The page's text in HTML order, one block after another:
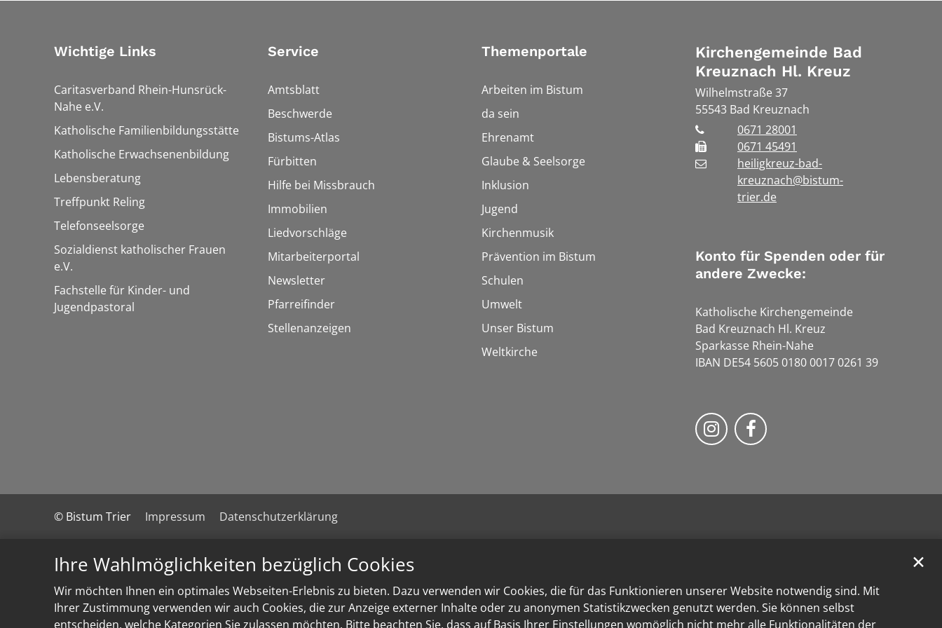
Ihre Wahlmöglichkeiten bezüglich Cookies
Wir möchten Ihnen ein optimales Webseiten-Erlebnis zu bieten. Dazu verwenden wir Cookies, die für das Funktionieren unserer Website notwendig sind. Mit
Ihrer Zustimmung verwenden wir auch Cookies, die zur Anzeige externer Inhalte oder zu anonymen Statistikzwecken genutzt werden. Sie können selbst
entscheiden, welche Kategorien Sie zulassen möchten. Bitte beachten Sie, dass auf Basis Ihrer Einstellungen womöglich nicht mehr alle Funktionalitäten der
✕
Wichtige Links
Caritasverband Rhein-Hunsrück-
Nahe e.V.
Katholische Familienbildungsstätte
Katholische Erwachsenenbildung
Lebensberatung
Treffpunkt Reling
Telefonseelsorge
Sozialdienst katholischer Frauen
e.V.
Fachstelle für Kinder- und
Jugendpastoral
Service
Amtsblatt
Beschwerde
Bistums-Atlas
Fürbitten
Hilfe bei Missbrauch
Immobilien
Liedvorschläge
Mitarbeiterportal
Newsletter
Pfarreifinder
Stellenanzeigen
Themenportale
Arbeiten im Bistum
da sein
Ehrenamt
Glaube & Seelsorge
Inklusion
Jugend
Kirchenmusik
Prävention im Bistum
Schulen
Umwelt
Unser Bistum
Weltkirche
Kirchengemeinde Bad
Kreuznach Hl. Kreuz
Wilhelmstraße 37
55543 Bad Kreuznach
0671 28001
0671 45491
heiligkreuz-bad-
kreuznach@bistum-
trier.de
Konto für Spenden oder für
andere Zwecke:
Katholische Kirchengemeinde
Bad Kreuznach Hl. Kreuz
Sparkasse Rhein-Nahe
IBAN DE54 5605 0180 0017 0261 39
Bistum Trier auf Instragram
Bistum Trier auf Facebook
© Bistum Trier Impressum Datenschutzerklärung